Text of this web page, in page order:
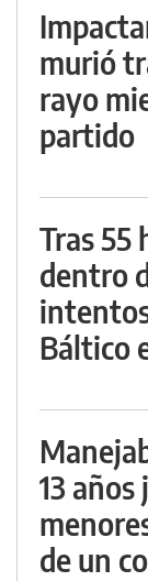
murió
rayo
partido
Tras 55
dentro
Báltico
13
de un